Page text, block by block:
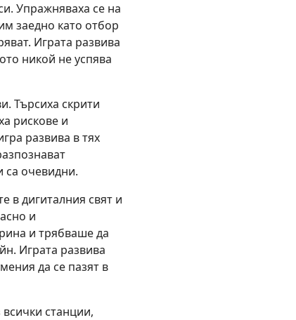
Упражняваха се на
заедно като отбор
Играта развива
никой не успява
Търсиха скрити
рискове и
развива в тях
са очевидни.
в дигиталния свят и
и
и трябваше да
Играта развива
да се пазят в
станции,